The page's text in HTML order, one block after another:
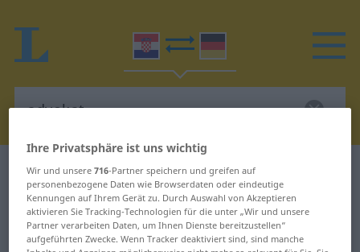
Kroatisch-Deutsch Wörterbuch advokat
Kroatisch-Deutsch Übersetzung für
"advokat"
Ihre Privatsphäre ist uns wichtig
Wir und unsere716-Partner speichern und greifen auf
personenbezogene Daten wie Browserdaten oder eindeutige
Kennungen auf Ihrem Gerät zu. Durch Auswahl von Akzeptieren
aktivieren Sie Tracking-Technologien für die unter „Wir und unsere
Partner verarbeiten Daten, um Ihnen Dienste bereitzustellen“
aufgeführten Zwecke. Wenn Tracker deaktiviert sind, sind manche